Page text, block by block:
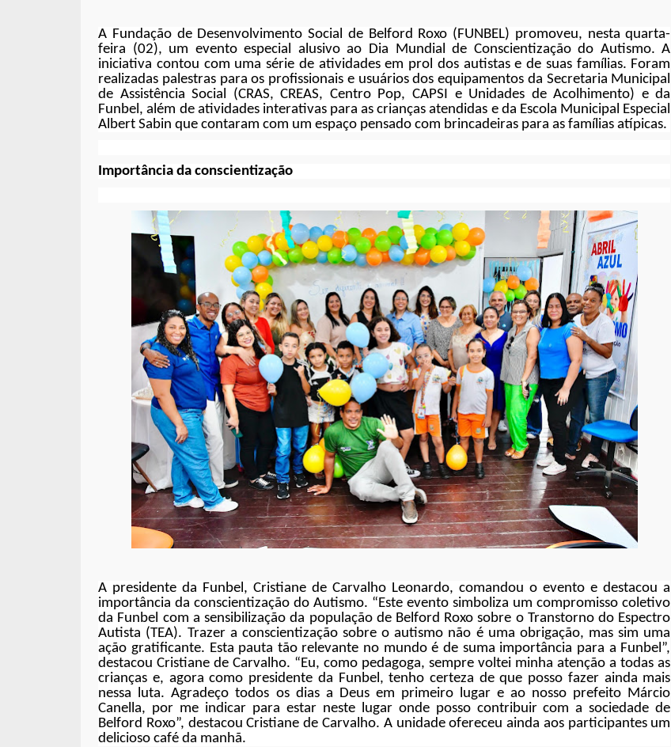
A Fundação de Desenvolvimento Social de Belford Roxo (FUNBEL) promoveu, nesta quarta-
feira (02), um evento especial alusivo ao Dia Mundial de Conscientização do Autismo. A
iniciativa contou com uma série de atividades em prol dos autistas e de suas famílias. Foram
realizadas palestras para os profissionais e usuários dos equipamentos da Secretaria Municipal
de Assistência Social (CRAS, CREAS, Centro Pop, CAPSI e Unidades de Acolhimento) e da
Funbel, além de atividades interativas para as crianças atendidas e da Escola Municipal Especial
Albert Sabin que contaram com um espaço pensado com brincadeiras para as famílias atípicas.
Importância da conscientização
A presidente da Funbel, Cristiane de Carvalho Leonardo, comandou o evento e destacou a
importância da conscientização do Autismo. “Este evento simboliza um compromisso coletivo
da Funbel com a sensibilização da população de Belford Roxo sobre o Transtorno do Espectro
Autista (TEA). Trazer a conscientização sobre o autismo não é uma obrigação, mas sim uma
ação gratificante. Esta pauta tão relevante no mundo é de suma importância para a Funbel”,
destacou Cristiane de Carvalho. “Eu, como pedagoga, sempre voltei minha atenção a todas as
crianças e, agora como presidente da Funbel, tenho certeza de que posso fazer ainda mais
nessa luta. Agradeço todos os dias a Deus em primeiro lugar e ao nosso prefeito Márcio
Canella, por me indicar para estar neste lugar onde posso contribuir com a sociedade de
Belford Roxo”, destacou Cristiane de Carvalho. A unidade ofereceu ainda aos participantes um
delicioso café da manhã.